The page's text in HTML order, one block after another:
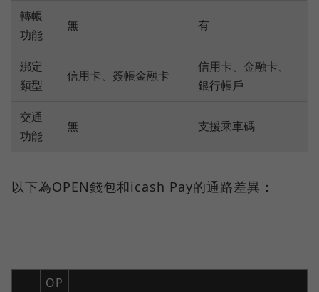
轉帳
功能
無 有
綁定
類型
信用卡、簽帳金融卡
信用卡、金融卡、
銀行帳戶
交通
功能
無 支援乘車碼
以下為OPEN錢包和icash Pay的通路差異：
OP